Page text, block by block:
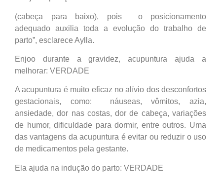
(cabeça para baixo), pois o posicionamento
adequado auxilia toda a evolução do trabalho de
parto”, esclarece Aylla.
Enjoo durante a gravidez, acupuntura ajuda a
melhorar: VERDADE
A acupuntura é muito eficaz no alívio dos desconfortos
gestacionais, como: náuseas, vômitos, azia,
ansiedade, dor nas costas, dor de cabeça, variações
de humor, dificuldade para dormir, entre outros. Uma
das vantagens da acupuntura é evitar ou reduzir o uso
de medicamentos pela gestante.
Ela ajuda na indução do parto: VERDADE